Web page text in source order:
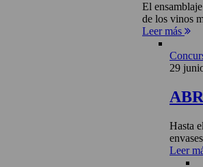
El
de los vinos
Leer más
29
Hasta
Leer